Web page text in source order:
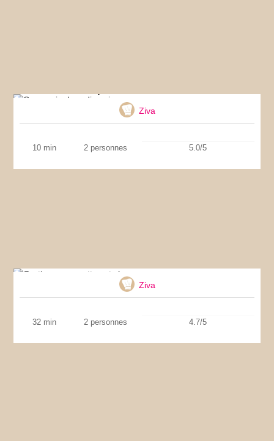
Ziva
10 min 2 personnes 5.0/5
Ziva
32 min 2 personnes 4.7/5